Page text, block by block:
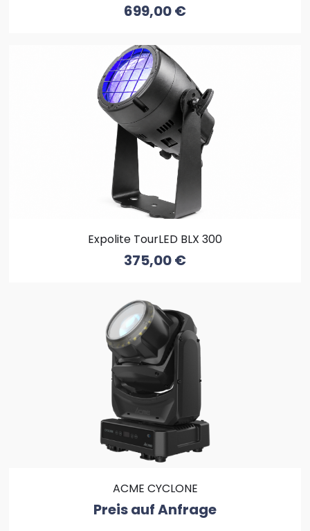
699,00€
Expolite TourLED BLX 300
375,00€
ACME CYCLONE
Preis auf Anfrage